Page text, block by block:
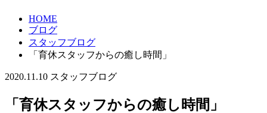
HOME
ブログ
スタッフブログ
「育休スタッフからの癒し時間」
2020.11.10 スタッフブログ
「育休スタッフからの癒し時間」